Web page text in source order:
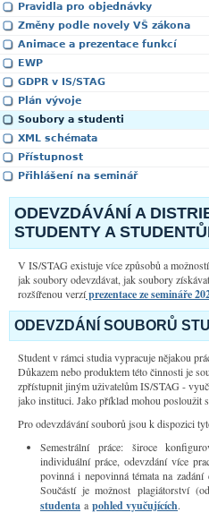
Pravidla pro objednávky
Změny podle novely VŠ zákona
Animace a prezentace funkcí
EWP
GDPR v IS/STAG
Plán vývoje
Soubory a studenti
XML schémata
Přístupnost
Přihlášení na seminář
ODEVZDÁVÁNÍ A
STUDENTY A
V IS/STAG existuje více způsobů a
jak soubory odevzdávat, jak soubory
rozšířenou verzíprezentace ze semináře
ODEVZDÁNÍ SOUBORŮ
Student v rámci studia vypracuje nějakou
Důkazem nebo produktem této činnosti je
zpřístupnit jiným uživatelům IS/STAG -
jako instituci. Jako příklad mohou posloužit
Pro odevzdávání souborů jsou k dispozici
Semestrální práce: široce
individuální práce, odevzdání více
povinná i nepovinná témata na
Součástí je možnost plagiátorství
studenta a pohled vyučujících.